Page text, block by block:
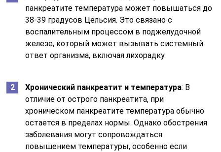
панкреатите температура может повышаться до
38-39 градусов Цельсия. Это связано с
воспалительным процессом в поджелудочной
железе, который может вызывать системный
ответ организма, включая лихорадку.
Хронический панкреатит и температура: В
отличие от острого панкреатита, при
хроническом панкреатите температура обычно
остается в пределах нормы. Однако обострения
заболевания могут сопровождаться
повышением температуры, особенно если